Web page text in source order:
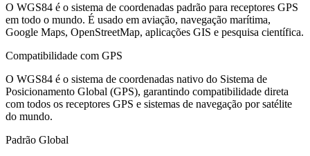
O WGS84 é o sistema de coordenadas padrão para receptores GPS
em todo o mundo. É usado em aviação, navegação marítima,
Google Maps, OpenStreetMap, aplicações GIS e pesquisa científica.
Compatibilidade com GPS
O WGS84 é o sistema de coordenadas nativo do Sistema de
Posicionamento Global (GPS), garantindo compatibilidade direta
com todos os receptores GPS e sistemas de navegação por satélite
do mundo.
Padrão Global